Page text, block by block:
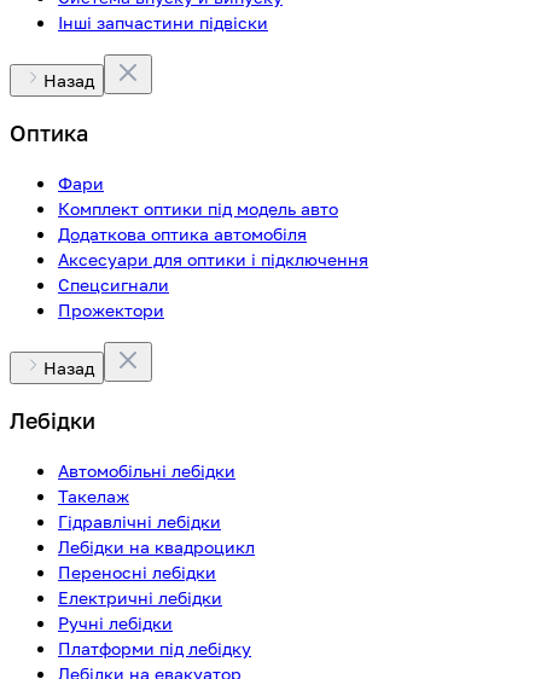
Інші запчастини підвіски
Назад
Оптика
Фари
Комплект оптики під модель авто
Додаткова оптика автомобіля
Аксесуари для оптики і підключення
Спецсигнали
Прожектори
Назад
Лебідки
Автомобільні лебідки
Такелаж
Гідравлічні лебідки
Лебідки на квадроцикл
Переносні лебідки
Електричні лебідки
Ручні лебідки
Платформи під лебідку
Лебідки на евакуатор